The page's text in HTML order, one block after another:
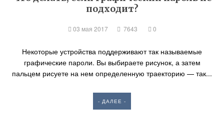
подходит?
03 мая 2017 7643 0
Некоторые устройства поддерживают так называемые
графические пароли. Вы выбираете рисунок, а затем
пальцем рисуете на нем определенную траекторию — так...
- ДАЛЕЕ -